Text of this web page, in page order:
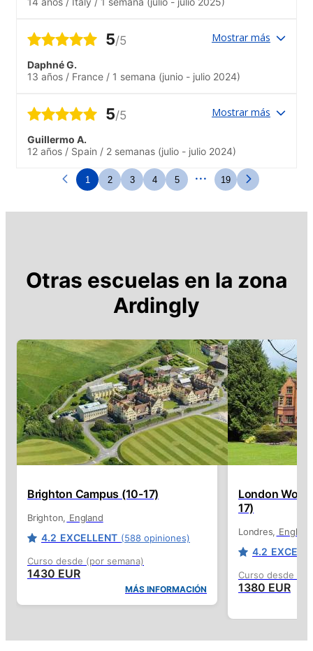
5/5 Mostrar más
Daphné G.
13 años / France / 1 semana (junio - julio 2024)
5/5 Mostrar más
Guillermo A.
12 años / Spain / 2 semanas (julio - julio 2024)
1 2 3 4 5 ... 19
Otras escuelas en la zona
Ardingly
Brighton Campus (10-17)
Brighton England
4.2 EXCELLENT (588 opiniones)
Curso desde (por semana)
1430 EUR
MÁS INFORMACIÓN
London
17)
Londres England
4.2
Curso desde
1380 EUR